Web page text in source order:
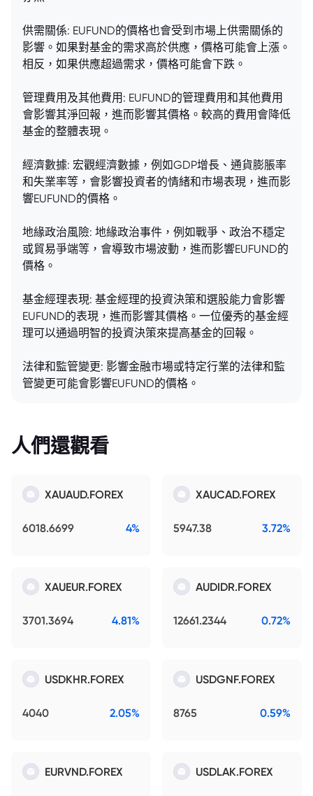
供需關係: EUFUND的價格也會受到市場上供需關係的
影響。如果對基金的需求高於供應，價格可能會上漲。
相反，如果供應超過需求，價格可能會下跌。
管理費用及其他費用: EUFUND的管理費用和其他費用
會影響其淨回報，進而影響其價格。較高的費用會降低
基金的整體表現。
經濟數據: 宏觀經濟數據，例如GDP增長、通貨膨脹率
和失業率等，會影響投資者的情緒和市場表現，進而影
響EUFUND的價格。
地緣政治風險: 地緣政治事件，例如戰爭、政治不穩定
或貿易爭端等，會導致市場波動，進而影響EUFUND的
價格。
基金經理表現: 基金經理的投資決策和選股能力會影響
EUFUND的表現，進而影響其價格。一位優秀的基金經
理可以通過明智的投資決策來提高基金的回報。
法律和監管變更: 影響金融市場或特定行業的法律和監
管變更可能會影響EUFUND的價格。
人們還觀看
XAUAUD.FOREX
6018.6699 4%
XAUCAD.FOREX
5947.38 3.72%
XAUEUR.FOREX
3701.3694 4.81%
AUDIDR.FOREX
12661.2344 0.72%
USDKHR.FOREX
4040 2.05%
USDGNF.FOREX
8765 0.59%
EURVND.FOREX USDLAK.FOREX